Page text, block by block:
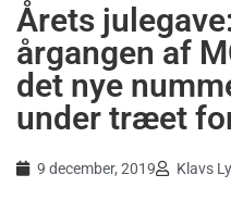
Årets
årgangen af
det nye
under træet
9 december, 2019 Klavs